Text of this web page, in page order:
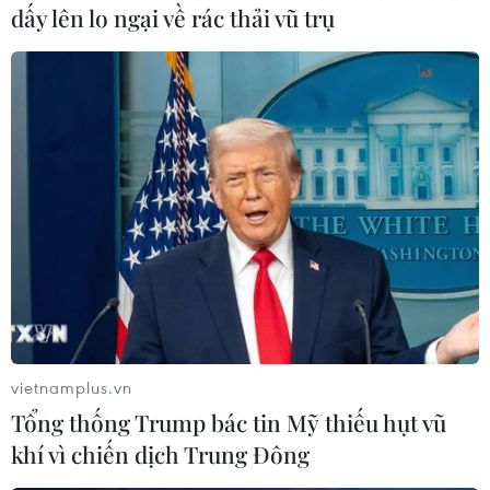
Việt Nam có vai trò quan
trọng trong thực hiện tầm
nhìn phát triển của
Đại sứ Lào tại Việt Nam Khamphao Ernthavanh đã
trả lời phỏng vấn của phóng viên TTXVN về Hội
nghị Cấp cao ASEAN lần thứ 44, 45 và các Hội
nghị Cấp cao liên quan tại Vientiane (Lào).
Với tâm thế sẵn sàng đóng góp và nỗ lực hết
mình cho thành công chung, đoàn Việt Nam do
Thủ tướng Chính phủ Phạm Minh Chính dẫn
đầu sẽ tham dự các Hội nghị lần này, chuyển tải
nhiều thông điệp quan trọng về ASEAN và
tương lai của ASEAN, trong đó có hợp tác
dấy lên lo ngại về rác thải vũ trụ
vietnamplus.vn
Tổng thống Trump bác tin Mỹ thiếu hụt vũ
khí vì chiến dịch Trung Đông